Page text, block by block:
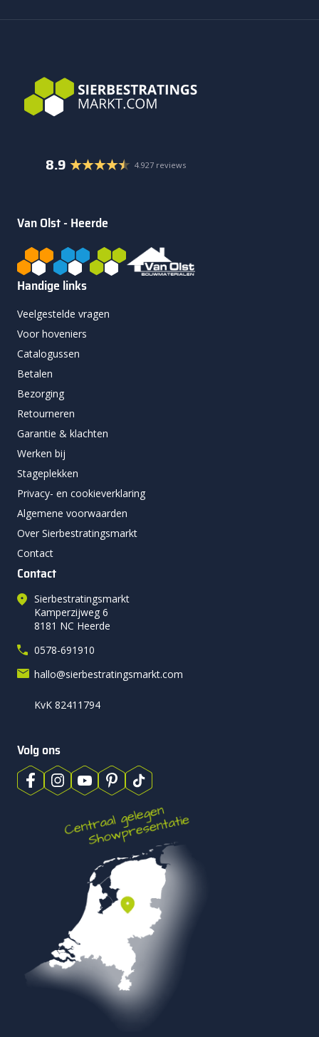
8.9 4.927 reviews
Van Olst - Heerde
Handige links
Veelgestelde vragen
Voor hoveniers
Catalogussen
Betalen
Bezorging
Retourneren
Garantie & klachten
Werken bij
Stageplekken
Privacy- en cookieverklaring
Algemene voorwaarden
Over Sierbestratingsmarkt
Contact
Contact
Sierbestratingsmarkt
Kamperzijweg 6
8181 NC Heerde
0578-691910
hallo@sierbestratingsmarkt.com
KvK 82411794
Volg ons